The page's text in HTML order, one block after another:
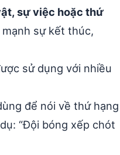
sự việc hoặc thứ
sự kết thúc,
sử dụng với nhiều
để nói về thứ hạng
“Đội bóng xếp chót